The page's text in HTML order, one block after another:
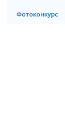
Фотоконкурс